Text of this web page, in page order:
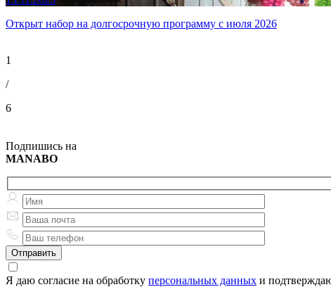
Открыт набор на долгосрочную программу с июля 2026
1
/
6
Подпишись на
MANABO
Я даю согласие на обработку персональных данных и